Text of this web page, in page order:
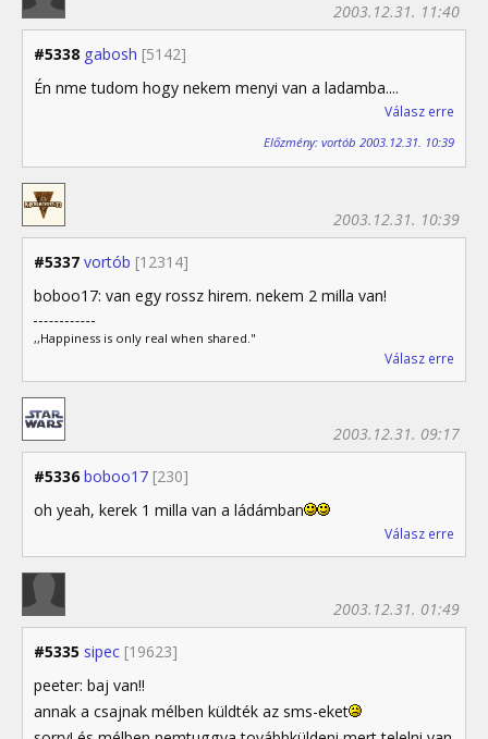
#5338 gabosh [5142]
2003.12.31. 11:40
Én nme tudom hogy nekem menyi van a ladamba....
Válasz erre
Előzmény: vortób 2003.12.31. 10:39
#5337 vortób [12314]
2003.12.31. 10:39
boboo17: van egy rossz hirem. nekem 2 milla van!
,,Happiness is only real when shared."
Válasz erre
#5336 boboo17 [230]
2003.12.31. 09:17
oh yeah, kerek 1 milla van a ládámban
Válasz erre
#5335 sipec [19623]
2003.12.31. 01:49
peeter: baj van!!
annak a csajnak mélben küldték az sms-eket